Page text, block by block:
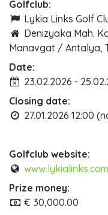
Golfclub:
Lykia Links Golf
Denizyaka Mah.
Manavgat / Antalya,
Date:
23.02.2026 -
Closing date:
27.01.2026 12:00
Golfclub website:
www.lykialinks.com
Prize money:
€ 30,000.00